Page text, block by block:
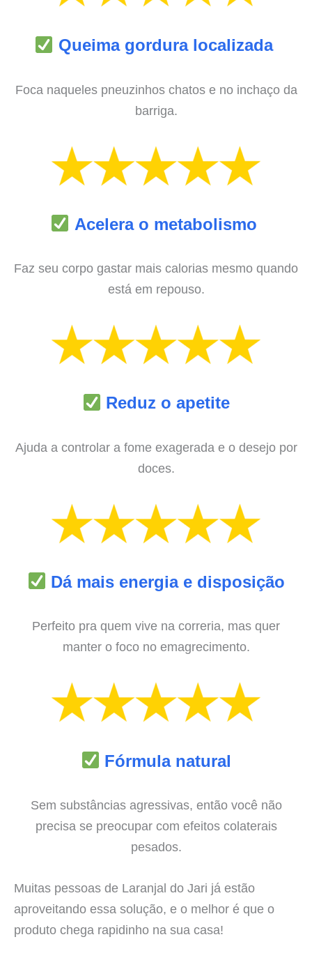
Queima gordura localizada
Foca naqueles pneuzinhos chatos e no inchaço da
barriga.
Acelera o metabolismo
Faz seu corpo gastar mais calorias mesmo quando
está em repouso.
Reduz o apetite
Ajuda a controlar a fome exagerada e o desejo por
doces.
Dá mais energia e disposição
Perfeito pra quem vive na correria, mas quer
manter o foco no emagrecimento.
Fórmula natural
Sem substâncias agressivas, então você não
precisa se preocupar com efeitos colaterais
pesados.
Muitas pessoas de Laranjal do Jari já estão
aproveitando essa solução, e o melhor é que o
produto chega rapidinho na sua casa!